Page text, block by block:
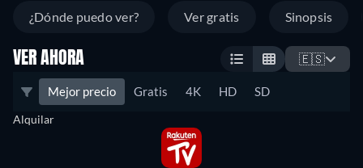
¿Dónde puedo ver? Ver gratis Sinopsis
VER AHORA 🇪🇸
Mejor precio Gratis 4K HD SD
Alquilar